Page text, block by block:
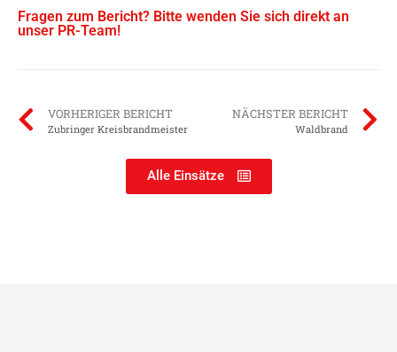
Fragen zum Bericht? Bitte wenden Sie sich direkt an
unser PR-Team!
VORHERIGER BERICHT
Zubringer Kreisbrandmeister
NÄCHSTER BERICHT
Waldbrand
Alle Einsätze